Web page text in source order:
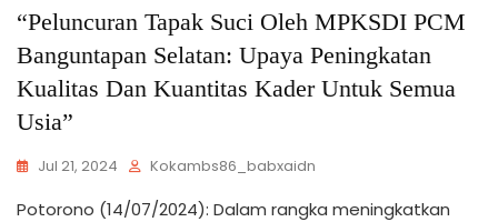
“Peluncuran Tapak Suci Oleh MPKSDI PCM
Banguntapan Selatan: Upaya Peningkatan
Kualitas Dan Kuantitas Kader Untuk Semua
Usia”
Jul 21, 2024 Kokambs86_babxaidn
Potorono (14/07/2024): Dalam rangka meningkatkan